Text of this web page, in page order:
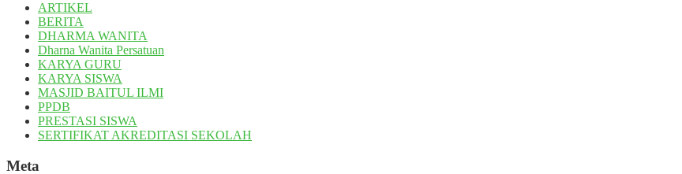
ARTIKEL
BERITA
DHARMA WANITA
Dharna Wanita Persatuan
KARYA GURU
KARYA SISWA
MASJID BAITUL ILMI
PPDB
PRESTASI SISWA
SERTIFIKAT AKREDITASI SEKOLAH
Meta